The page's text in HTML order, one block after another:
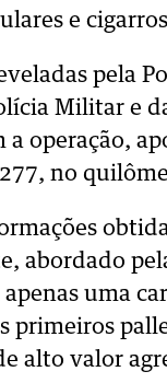
e
pela
Militar e
a operação,
no
abordado
uma
primeiros
alto valor